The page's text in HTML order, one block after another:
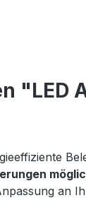
"LED
an